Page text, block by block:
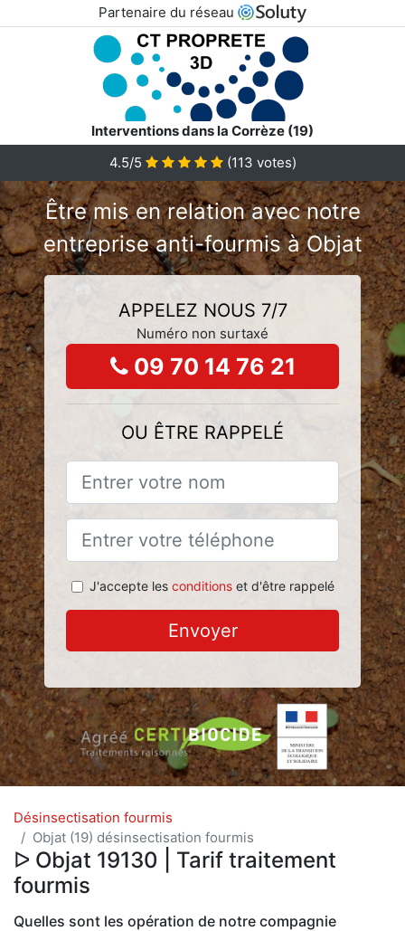
Partenaire du réseau
Interventions dans la Corrèze (19)
4.5/5
(113 votes)
Être mis en relation avec notre
entreprise anti-fourmis à Objat
APPELEZ NOUS 7/7
Numéro non surtaxé
09 70 14 76 21
OU ÊTRE RAPPELÉ
J'accepte les conditionset d'être rappelé
Envoyer
Désinsectisation fourmis
Objat (19) désinsectisation fourmis
ᐅ Objat 19130 | Tarif traitement
fourmis
Quelles sont les opération de notre compagnie